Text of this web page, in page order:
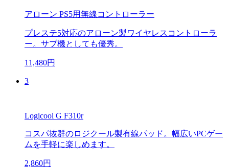
アローン PS5用無線コントローラー
プレステ5対応のアローン製ワイヤレスコントローラ
ー。サブ機としても優秀。
11,480円
3
Logicool G F310r
コスパ抜群のロジクール製有線パッド。幅広いPCゲー
ムを手軽に楽しめます。
2,860円